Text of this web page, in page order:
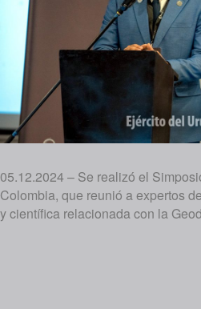
05.12.2024 – Se realizó el
Colombia, que reunió a expertos
y científica relacionada con la